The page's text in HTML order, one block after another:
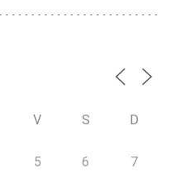
V S D
5 6 7